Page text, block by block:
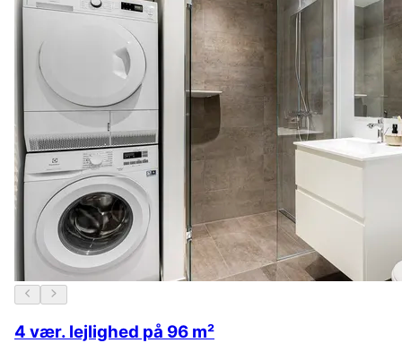
4 vær. lejlighed på 96 m²